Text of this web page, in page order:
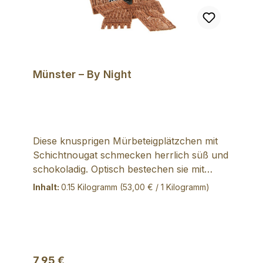
Münster – By Night
Diese knusprigen Mürbeteigplätzchen mit
Schichtnougat schmecken herrlich süß und
schokoladig. Optisch bestechen sie mit
detailverliebten Darstellungen bekannter
Inhalt: 0.15 Kilogramm (53,00 € / 1 Kilogramm)
Regulärer Preis:
7,95 €